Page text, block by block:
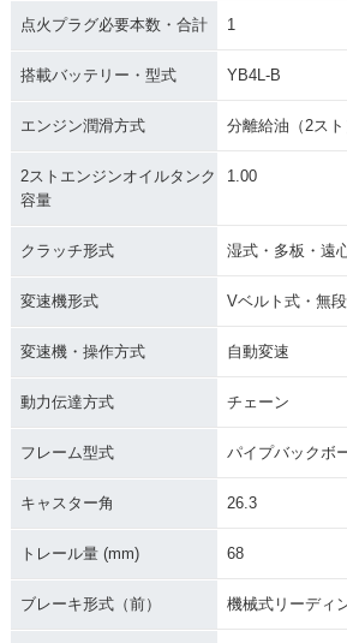
点火プラグ必要本数・合計 1
搭載バッテリー・型式 YB4L-B
エンジン潤滑方式 分離給油（2スト
2ストエンジンオイルタンク
容量
1.00
クラッチ形式 湿式・多板・遠
変速機形式 Vベルト式・無
変速機・操作方式 自動変速
動力伝達方式 チェーン
フレーム型式 パイプバックボ
キャスター角 26.3
トレール量 (mm) 68
ブレーキ形式（前） 機械式リーディ